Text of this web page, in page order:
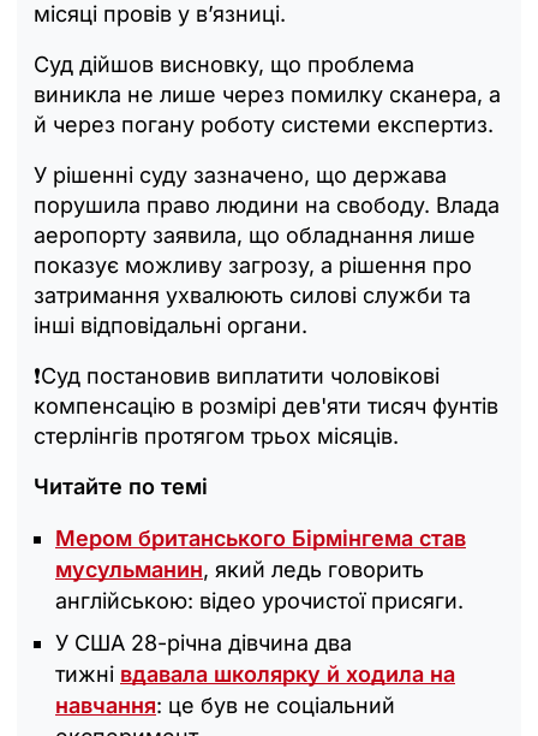
місяці провів у в’язниці.
Суд дійшов висновку, що проблема
виникла не лише через помилку сканера, а
й через погану роботу системи експертиз.
У рішенні суду зазначено, що держава
порушила право людини на свободу. Влада
аеропорту заявила, що обладнання лише
показує можливу загрозу, а рішення про
затримання ухвалюють силові служби та
інші відповідальні органи.
❗️Суд постановив виплатити чоловікові
компенсацію в розмірі дев'яти тисяч фунтів
стерлінгів протягом трьох місяців.
Читайте по темі
Мером британського Бірмінгема став
мусульманин, який ледь говорить
англійською: відео урочистої присяги.
У США 28-річна дівчина два
тижні вдавала школярку й ходила на
навчання: це був не соціальний